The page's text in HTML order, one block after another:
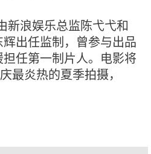
新浪娱乐总监陈弋弋和
辉出任监制，曾参与出品
担任第一制片人。电影将
最炎热的夏季拍摄，